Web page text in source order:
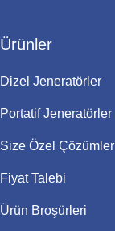
Ürünler
Dizel Jeneratörler
Portatif Jeneratörler
Size Özel Çözümler
Fiyat Talebi
Ürün Broşürleri